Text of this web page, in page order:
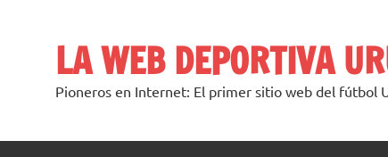
LA WEB DEPORTIVA
Pioneros en Internet: El primer sitio web del fútbol